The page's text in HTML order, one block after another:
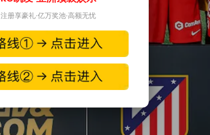
注册享豪礼·亿万奖池·高额无忧